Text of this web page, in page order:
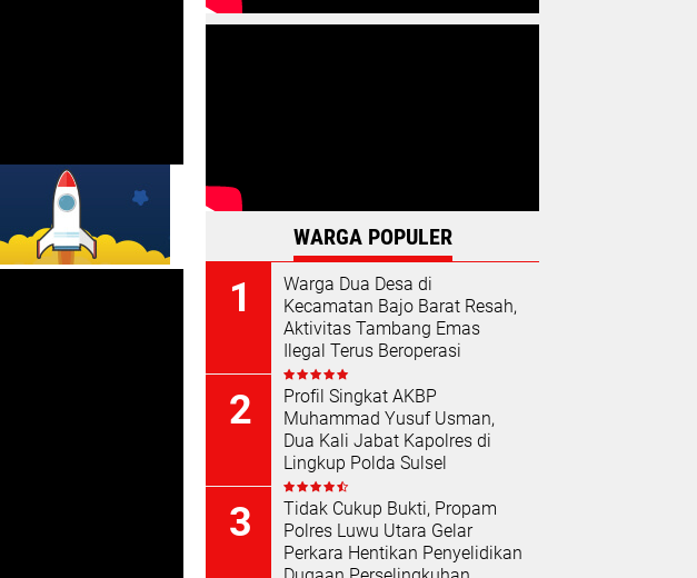
WARGA POPULER
Warga Dua Desa di
Kecamatan Bajo Barat Resah,
Aktivitas Tambang Emas
Ilegal Terus Beroperasi
Profil Singkat AKBP
Muhammad Yusuf Usman,
Dua Kali Jabat Kapolres di
Lingkup Polda Sulsel
Tidak Cukup Bukti, Propam
Polres Luwu Utara Gelar
Perkara Hentikan Penyelidikan